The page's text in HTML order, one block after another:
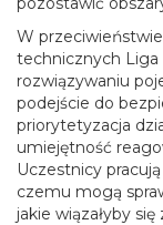
W
technicznych Liga
rozwiązywaniu
podejście do
priorytetyzacja
umiejętność
Uczestnicy
czemu mogą
jakie wiązałyby